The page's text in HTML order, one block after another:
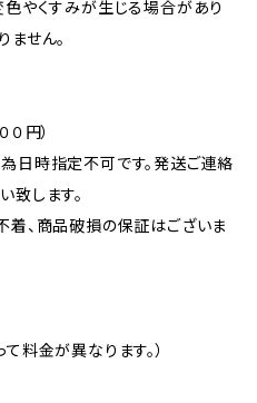
色やくすみが生じる場合があり
せん。
円）
日時指定不可です。発送ご連絡
致します。
着、商品破損の保証はございま
料金が異なります。）